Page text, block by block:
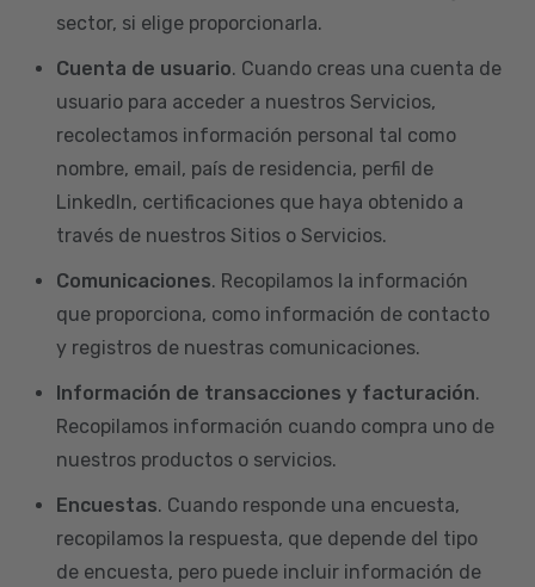
sector, si elige proporcionarla.
Cuenta de usuario. Cuando creas una cuenta de
usuario para acceder a nuestros Servicios,
recolectamos información personal tal como
nombre, email, país de residencia, perfil de
LinkedIn, certificaciones que haya obtenido a
través de nuestros Sitios o Servicios.
Comunicaciones. Recopilamos la información
que proporciona, como información de contacto
y registros de nuestras comunicaciones.
Información de transacciones y facturación.
Recopilamos información cuando compra uno de
nuestros productos o servicios.
Encuestas. Cuando responde una encuesta,
recopilamos la respuesta, que depende del tipo
de encuesta, pero puede incluir información de